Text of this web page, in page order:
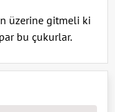
üzerine gitmeli ki
bu çukurlar.